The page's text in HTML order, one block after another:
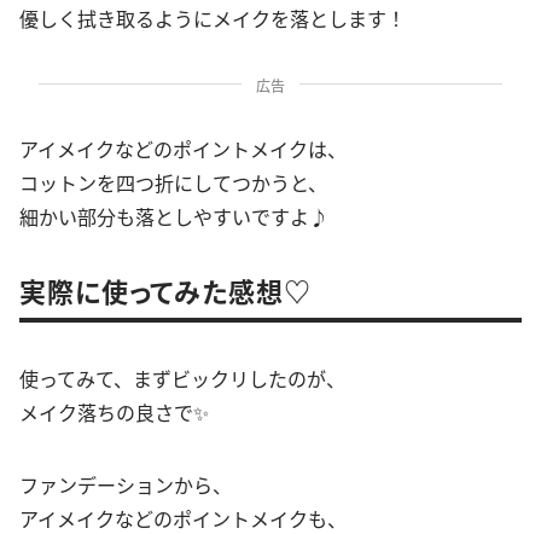
優しく拭き取るようにメイクを落とします！
広告
アイメイクなどのポイントメイクは、
コットンを四つ折にしてつかうと、
細かい部分も落としやすいですよ♪
実際に使ってみた感想♡
使ってみて、まずビックリしたのが、
メイク落ちの良さで✨
ファンデーションから、
アイメイクなどのポイントメイクも、